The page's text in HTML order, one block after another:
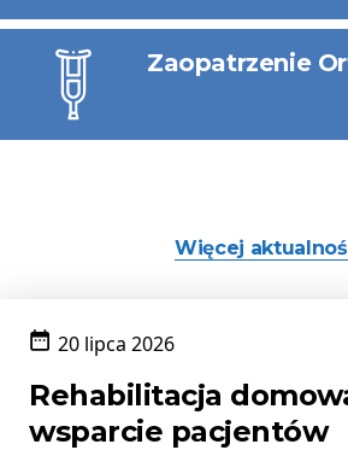
Zaopatrzenie
Więcej
Data
publikacji:
20 lipca 2026
Rehabilitacja
wsparcie pacjentów